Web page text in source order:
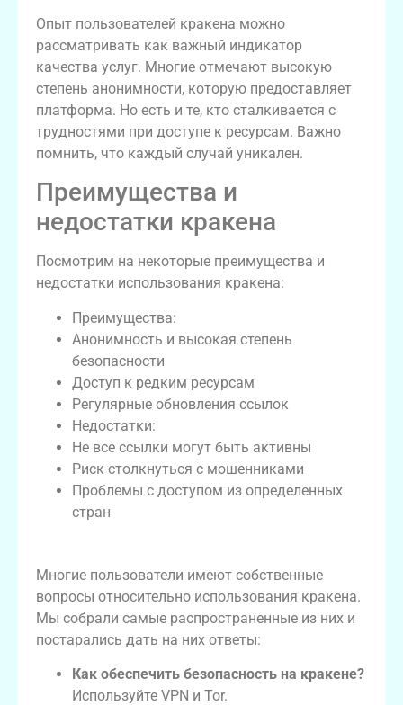
Опыт пользователей кракена можно
рассматривать как важный индикатор
качества услуг. Многие отмечают высокую
степень анонимности, которую предоставляет
платформа. Но есть и те, кто сталкивается с
трудностями при доступе к ресурсам. Важно
помнить, что каждый случай уникален.
Преимущества и
недостатки кракена
Посмотрим на некоторые преимущества и
недостатки использования кракена:
Преимущества:
Анонимность и высокая степень
безопасности
Доступ к редким ресурсам
Регулярные обновления ссылок
Недостатки:
Не все ссылки могут быть активны
Риск столкнуться с мошенниками
Проблемы с доступом из определенных
стран
Многие пользователи имеют собственные
вопросы относительно использования кракена.
Мы собрали самые распространенные из них и
постарались дать на них ответы:
Как обеспечить безопасность на кракене?
Используйте VPN и Tor.